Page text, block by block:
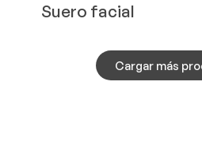
Suero facial
Cargar más